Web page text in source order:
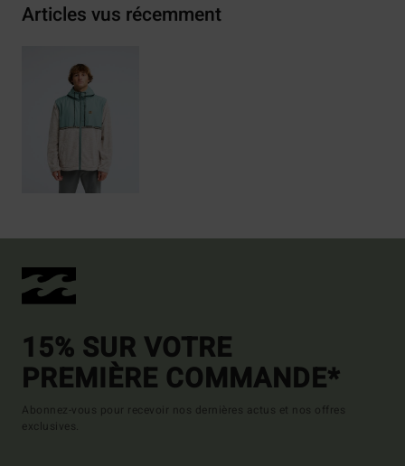
Articles vus récemment
15% SUR VOTRE
PREMIÈRE COMMANDE*
Abonnez-vous pour recevoir nos dernières actus et nos offres
exclusives.